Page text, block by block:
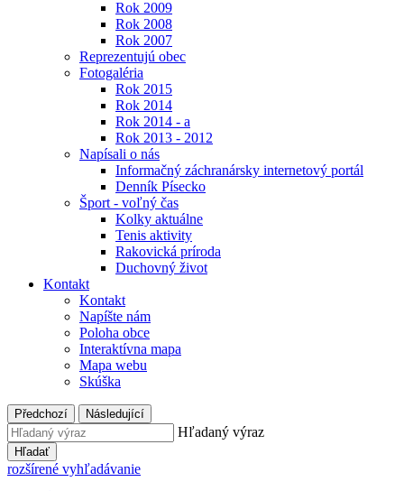
Rok 2009
Rok 2008
Rok 2007
Reprezentujú obec
Fotogaléria
Rok 2015
Rok 2014
Rok 2014 - a
Rok 2013 - 2012
Napísali o nás
Informačný záchranársky internetový portál
Denník Písecko
Šport - voľný čas
Kolky aktuálne
Tenis aktivity
Rakovická príroda
Duchovný život
Kontakt
Kontakt
Napíšte nám
Poloha obce
Interaktívna mapa
Mapa webu
Skúška
Předchozí Následující
Hľadaný výraz
Hľadať
rozšírené vyhľadávanie